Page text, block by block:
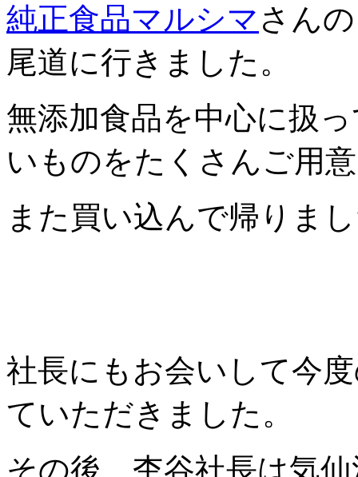
純正食品マルシマ さん
尾道に行きました。
無添加食品を中心に扱
いものをたくさんご用意
また買い込んで帰りま
社長にもお会いして今
ていただきました。
その後 杢谷社長は気仙